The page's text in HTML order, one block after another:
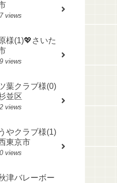
views
様(1)💖さいた
views
葉クラブ様(0)
並区
views
やクラブ様(1)
東京市
views
津バレーボー